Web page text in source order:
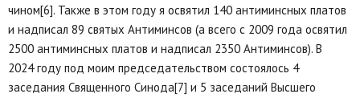
чином[6]. Также в этом году я освятил 140 антиминсных платов
и надписал 89 святых Антиминсов (а всего с 2009 года освятил
2500 антиминсных платов и надписал 2350 Антиминсов). В
2024 году под моим председательством состоялось 4
заседания Священного Синода[7] и 5 заседаний Высшего